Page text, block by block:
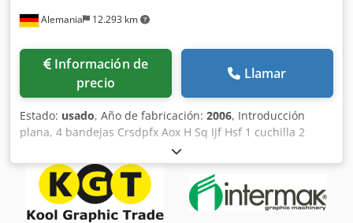
Alemania 12.293 km
Información de
precio
Llamar
Estado: usado, Año de fabricación: 2006, Introducción
plana, 4 bandejas Crsdpfx Aox H Sq Ijf Hsf 1 cuchilla 2
bandejas laterales Brazo oscilante LCV-54 Datos técnicos:
Formato máximo: 540 × 760 mm (B2+) Formato mínimo: 120
× 172 mm Dimensiones de la máquina: Longitud: aprox.
2.700 mm Ancho: aprox. 1.050 mm Altura: aprox. 1.650 mm
Peso: aprox. 1.050 kg Disponible: a corto plazo